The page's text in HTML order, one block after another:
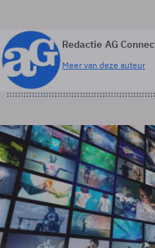
Redactie AG
Meer van deze auteur